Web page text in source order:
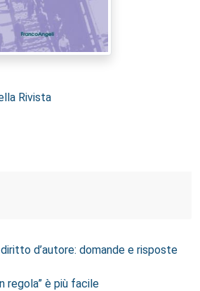
Rivista
d’autore: domande e risposte
regola” è più facile